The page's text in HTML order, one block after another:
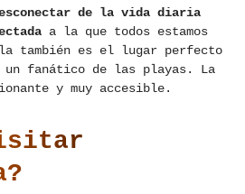
de la vida diaria
a la que todos estamos
también es el lugar perfecto
fanático de las playas. La
y muy accesible.